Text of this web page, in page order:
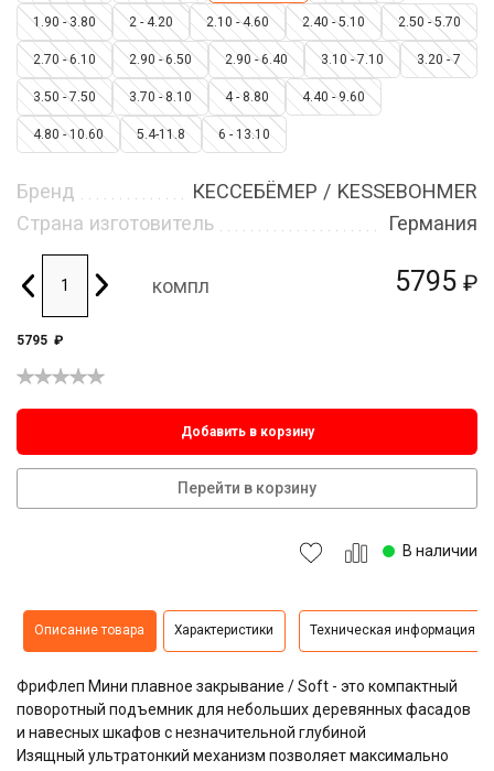
5795 ₽
1.90 - 3.80 2 - 4.20 2.10 - 4.60 2.40 - 5.10 2.50 - 5.70
2.70 - 6.10 2.90 - 6.50 2.90 - 6.40 3.10 - 7.10 3.20 - 7
3.50 - 7.50 3.70 - 8.10 4 - 8.80 4.40 - 9.60
4.80 - 10.60 5.4-11.8 6 - 13.10
Бренд
КЕССЕБЁМЕР / KESSEBOHMER
Страна изготовитель
Германия
компл
5795 ₽
Добавить в корзину
Перейти в корзину
В наличии
Описание товара Характеристики Техническая информация
ФриФлеп Мини плавное закрывание / Soft - это компактный
поворотный подъемник для небольших деревянных фасадов
и навесных шкафов с незначительной глубиной
Изящный ультратонкий механизм позволяет максимально